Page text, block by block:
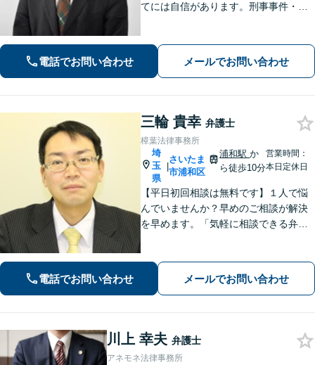
てには自信があります。刑事事件・離
わせ下さい。
電話でお問い合わせ メールでお問い合わせ
三輪 貴幸 弁護士
樟葉法律事務所
埼
玉
県
|
さいたま
市浦和区
浦和駅か
ら徒歩10分
営業時間：
本日定休日
【平日初回相談は無料です】１人で悩
んでいませんか？早めのご相談が解決
を早めます。「気軽に相談できる弁護
かした迅速な行動力でサポートしま
す。まずはお気軽にご相談ください。
電話でお問い合わせ メールでお問い合わせ
川上 幸夫 弁護士
アネモネ法律事務所